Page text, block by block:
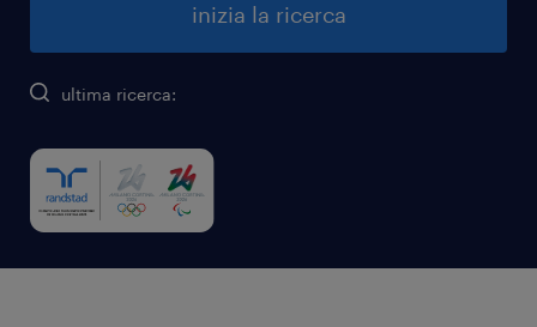
inizia la ricerca
ultima ricerca: